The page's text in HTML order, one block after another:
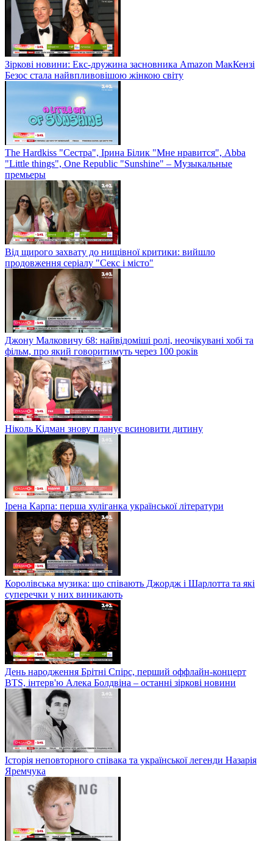
Зіркові новини: Екс-дружина засновника Amazon МакКензі
Безос стала найвпливовішою жінкою світу
The Hardkiss "Сестра", Ірина Білик "Мне нравится", Abba
"Little things", One Republic "Sunshine" – Музыкальные
премьеры
Від щирого захвату до нищівної критики: вийшло
продовження серіалу "Секс і місто"
Джону Малковичу 68: найвідоміші ролі, неочікувані хобі та
фільм, про який говоритимуть через 100 років
Ніколь Кідман знову планує всиновити дитину
Ірена Карпа: перша хуліганка української літератури
Королівська музика: що співають Джордж і Шарлотта та які
суперечки у них виникають
День народження Брітні Спірс, перший оффлайн-концерт
BTS, інтерв'ю Алека Болдвіна – останні зіркові новини
Історія неповторного співака та української легенди Назарія
Яремчука